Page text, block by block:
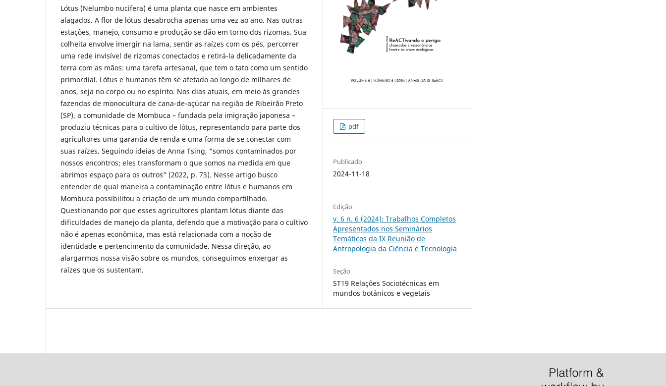
Lótus (Nelumbo nucifera) é uma planta que nasce em ambientes
alagados. A flor de lótus desabrocha apenas uma vez ao ano. Nas outras
estações, manejo, consumo e produção se dão em torno dos rizomas. Sua
colheita envolve imergir na lama, sentir as raízes com os pés, percorrer
uma rede invisível de rizomas conectados e retirá-la delicadamente da
terra com as mãos: uma tarefa artesanal, que tem o tato como um sentido
primordial. Lótus e humanos têm se afetado ao longo de milhares de
anos, seja no corpo ou no espírito. Nos dias atuais, em meio às grandes
fazendas de monocultura de cana-de-açúcar na região de Ribeirão Preto
(SP), a comunidade de Mombuca – fundada pela imigração japonesa –
produziu técnicas para o cultivo de lótus, representando para parte dos
agricultores uma garantia de renda e uma forma de se conectar com
suas raízes. Seguindo ideias de Anna Tsing, “somos contaminados por
nossos encontros; eles transformam o que somos na medida em que
abrimos espaço para os outros” (2022, p. 73). Nesse artigo busco
entender de qual maneira a contaminação entre lótus e humanos em
Mombuca possibilitou a criação de um mundo compartilhado.
Questionando por que esses agricultores plantam lótus diante das
dificuldades de manejo da planta, defendo que a motivação para o cultivo
não é apenas econômica, mas está relacionada com a noção de
identidade e pertencimento da comunidade. Nessa direção, ao
alargarmos nossa visão sobre os mundos, conseguimos enxergar as
raízes que os sustentam.
pdf
Publicado
2024-11-18
Edição
v. 6 n. 6 (2024): Trabalhos Completos
Apresentados nos Seminários
Temáticos da IX Reunião de
Antropologia da Ciência e Tecnologia
Seção
ST19 Relações Sociotécnicas em
mundos botânicos e vegetais